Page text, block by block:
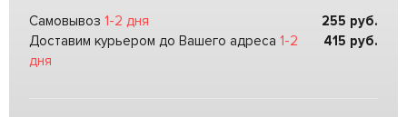
Самовывоз 1-2 дня 255 руб.
Доставим курьером до Вашего адреса 1-2
дня
415 руб.